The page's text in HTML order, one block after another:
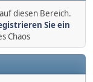
diesen Bereich.
Sie ein
Chaos